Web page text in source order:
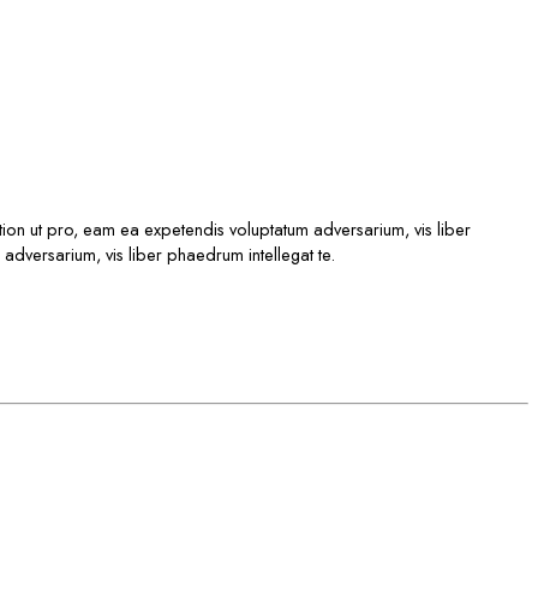
ut pro, eam ea expetendis voluptatum adversarium, vis liber
vis liber phaedrum intellegat te.